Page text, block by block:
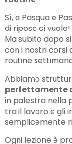
Sì, a Pasqua e
di riposo ci vuole!
Ma subito dopo
con i nostri corsi
routine
Abbiamo
perfettamente
in palestra nella
tra il lavoro e gli
semplicemente
Ogni lezione è